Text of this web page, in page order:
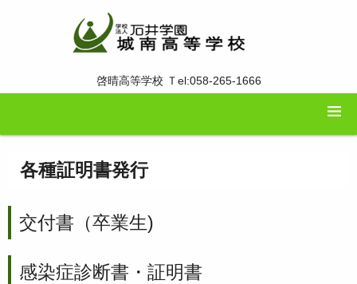
啓晴高等学校 Ｔel:058-265-1666
各種証明書発行
交付書（卒業生)
感染症診断書・証明書